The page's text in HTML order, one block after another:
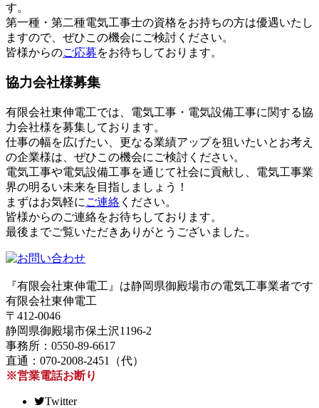
す。
第一種・第二種電気工事士の資格をお持ちの方は優遇いたし
ますので、ぜひこの機会にご検討ください。
皆様からのご応募をお待ちしております。
協力会社様募集
有限会社東伸電工では、電気工事・電気設備工事に関する協
力会社様を募集しております。
仕事の幅を広げたい、更なる業績アップを狙いたいとお考え
の企業様は、ぜひこの機会にご検討ください。
電気工事や電気設備工事を通じて社会に貢献し、電気工事業
界の明るい未来を目指しましょう！
まずはお気軽に ご連絡 ください。
皆様からのご連絡をお待ちしております。
最後までご覧いただきありがとうございました。
『有限会社東伸電工』は静岡県御殿場市の電気工事業者です
有限会社東伸電工
〒412-0046
静岡県御殿場市保土沢1196-2
事務所：0550-89-6617
直通：070-2008-2451（代）
※営業電話お断り
Twitter